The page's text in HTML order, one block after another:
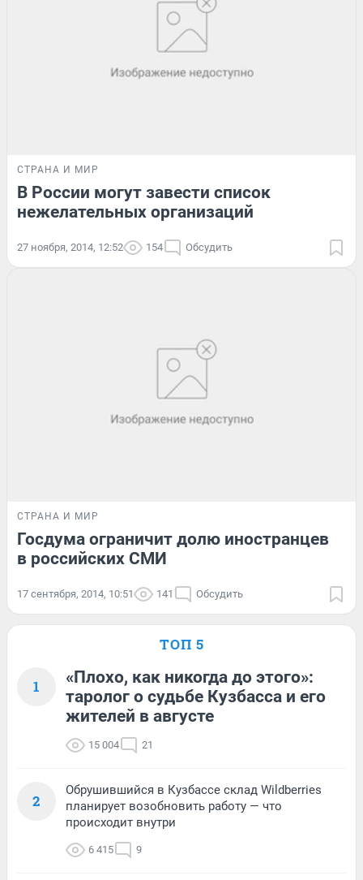
СТРАНА И МИР
В России могут завести список
нежелательных организаций
27 ноября, 2014, 12:52 154 Обсудить
СТРАНА И МИР
Госдума ограничит долю иностранцев
в российских СМИ
17 сентября, 2014, 10:51 141 Обсудить
ТОП 5
1
«Плохо, как никогда до этого»:
таролог о судьбе Кузбасса и его
жителей в августе
15 004 21
2
Обрушившийся в Кузбассе склад Wildberries
планирует возобновить работу — что
происходит внутри
6 415 9